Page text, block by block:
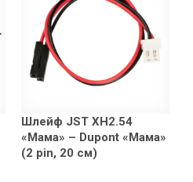
Шлейф JST XH2.54
«Мама» – Dupont «Мама»
(2 pin, 20 см)